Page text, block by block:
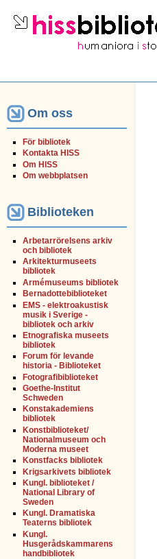
Om oss
För bibliotek
Kontakta HISS
Om HISS
Om webbplatsen
Biblioteken
Arbetarrörelsens arkiv
och bibliotek
Arkitekturmuseets
bibliotek
Armémuseums bibliotek
Bernadottebiblioteket
EMS - elektroakustisk
musik i Sverige -
bibliotek och arkiv
Etnografiska museets
bibliotek
Forum för levande
historia - Biblioteket
Fotografibiblioteket
Goethe-Institut
Schweden
Konstakademiens
bibliotek
Konstbiblioteket/
Nationalmuseum och
Moderna museet
Konstfacks bibliotek
Krigsarkivets bibliotek
Kungl. biblioteket /
National Library of
Sweden
Kungl. Dramatiska
Teaterns bibliotek
Kungl.
Husgerådskammarens
handbibliotek